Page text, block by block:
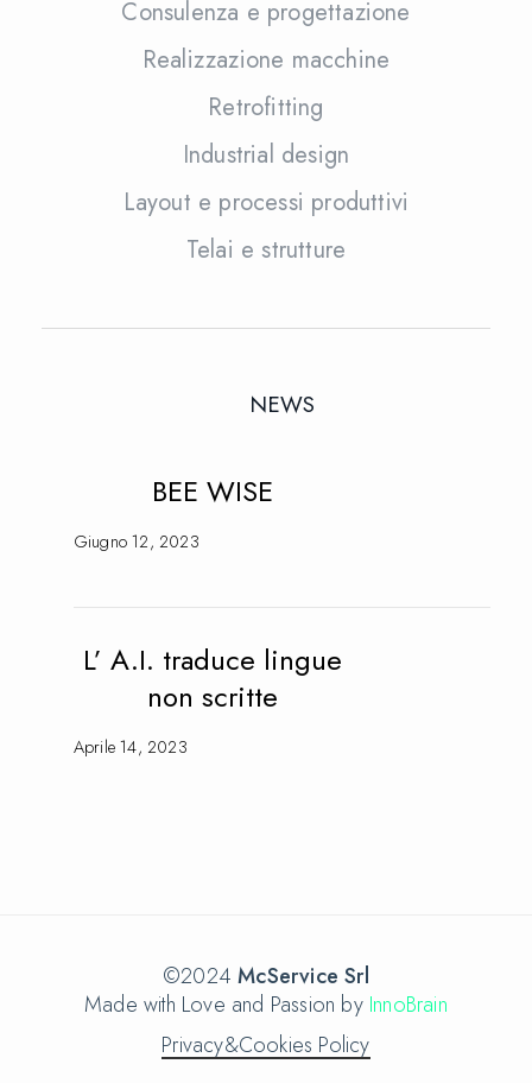
Consulenza e progettazione
Realizzazione macchine
Retrofitting
Industrial design
Layout e processi produttivi
Telai e strutture
NEWS
BEE WISE
Giugno 12, 2023
L’ A.I. traduce lingue
non scritte
Aprile 14, 2023
©2024McService Srl
Made with Love and Passion by InnoBrain
Privacy&Cookies Policy